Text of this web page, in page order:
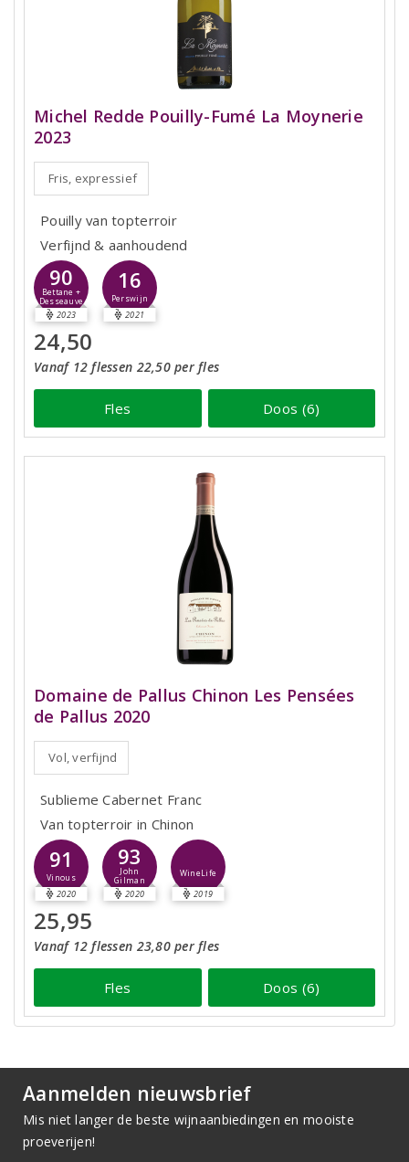
Michel Redde Pouilly-Fumé La Moynerie
2023
Fris, expressief
Pouilly van topterroir
Verfijnd & aanhoudend
90
Bettane +
Desseauve
2023
16
Perswijn
2021
24,50
Vanaf 12 flessen 22,50 per fles
Fles Doos (6)
Domaine de Pallus Chinon Les Pensées
de Pallus 2020
Vol, verfijnd
Sublieme Cabernet Franc
Van topterroir in Chinon
91
Vinous
2020
93
John
Gilman
2020
WineLife
2019
25,95
Vanaf 12 flessen 23,80 per fles
Fles Doos (6)
Aanmelden nieuwsbrief
Mis niet langer de beste wijnaanbiedingen en mooiste
proeverijen!